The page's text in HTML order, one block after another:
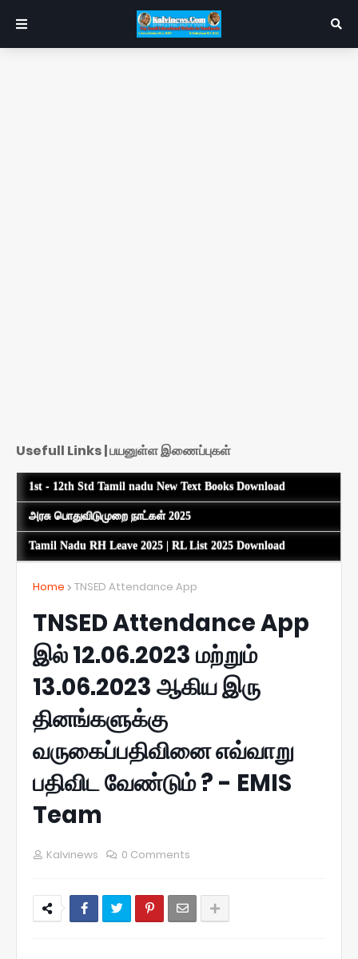
Usefull Links | பயனுள்ள இணைப்புகள்
1st - 12th Std Tamil nadu New Text Books Download
அரசு பொதுவிடுமுறை நாட்கள் 2025
Tamil Nadu RH Leave 2025 | RL List 2025 Download
Home TNSED Attendance App
TNSED Attendance App
இல் 12.06.2023 மற்றும்
13.06.2023 ஆகிய இரு
தினங்களுக்கு
வருகைப்பதிவினை எவ்வாறு
பதிவிட வேண்டும் ? - EMIS
Team
Kalvinews 0 Comments